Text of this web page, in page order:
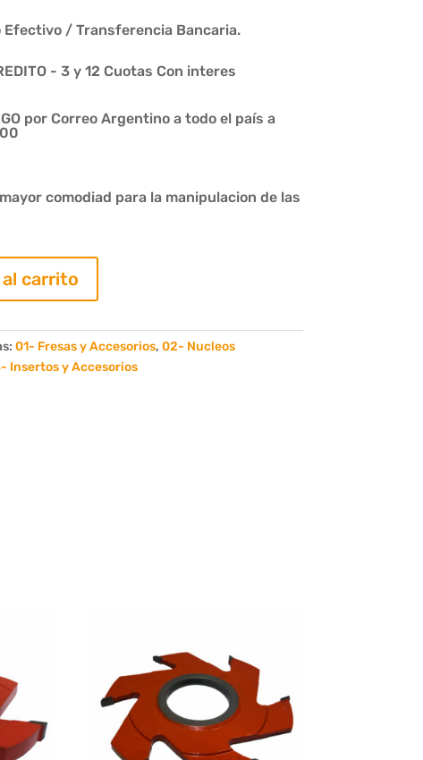
Efectivo / Transferencia Bancaria.
- 3 y 12 Cuotas Con interes
por Correo Argentino a todo el país a
comodiad para la manipulacion de las
carrito
01- Fresas y Accesorios, 02- Nucleos
Insertos y Accesorios